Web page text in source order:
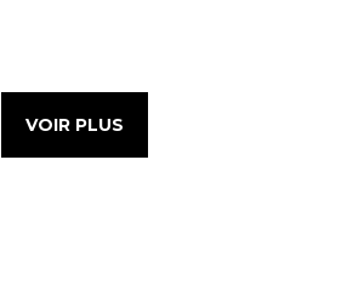
VOIR PLUS